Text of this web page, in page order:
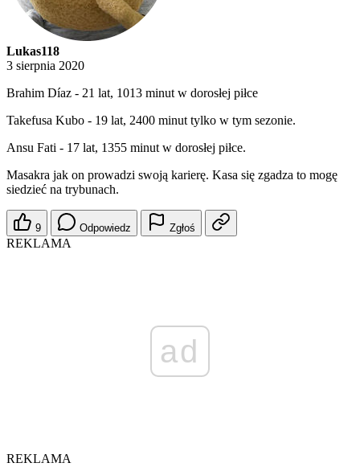
Lukas118
3 sierpnia 2020
Brahim Díaz - 21 lat, 1013 minut w dorosłej piłce
Takefusa Kubo - 19 lat, 2400 minut tylko w tym sezonie.
Ansu Fati - 17 lat, 1355 minut w dorosłej piłce.
Masakra jak on prowadzi swoją karierę. Kasa się zgadza to mogę
siedzieć na trybunach.
9 Odpowiedz Zgłoś
REKLAMA
ad
REKLAMA